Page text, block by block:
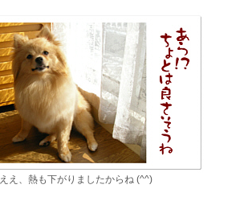
ええ、熱も下がりましたからね (^^)